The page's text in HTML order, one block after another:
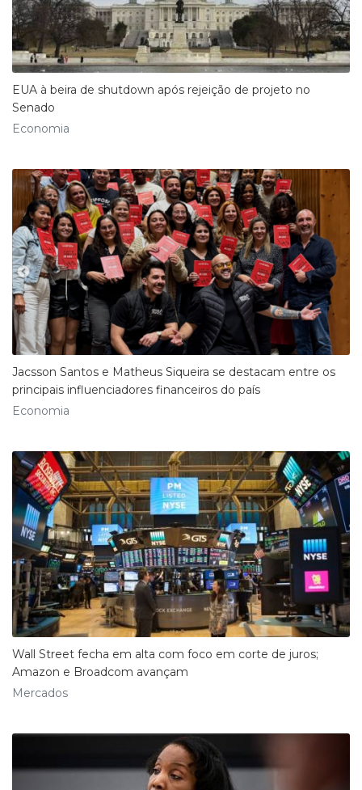
EUA à beira de shutdown após rejeição de projeto no
Senado
Economia
Jacsson Santos e Matheus Siqueira se destacam entre os
principais influenciadores financeiros do país
Economia
Wall Street fecha em alta com foco em corte de juros;
Amazon e Broadcom avançam
Mercados